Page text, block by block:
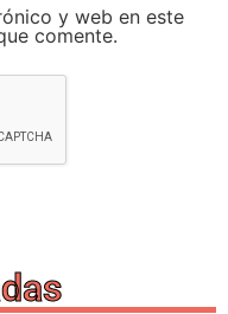
y web en este
comente.